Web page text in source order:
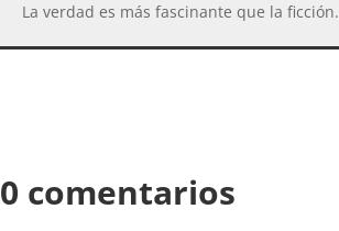
La verdad es más fascinante que la ficción.
0 comentarios